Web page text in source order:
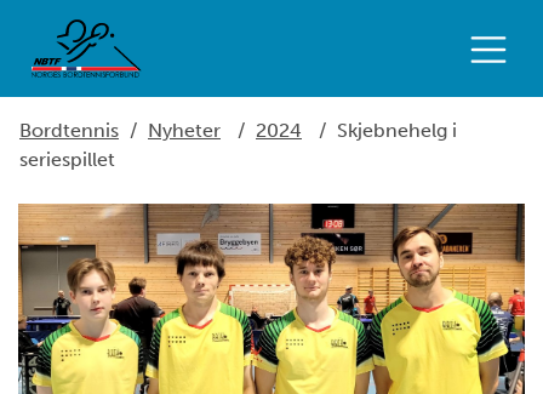
Bordtennis / Nyheter / 2024 / Skjebnehelg i
seriespillet